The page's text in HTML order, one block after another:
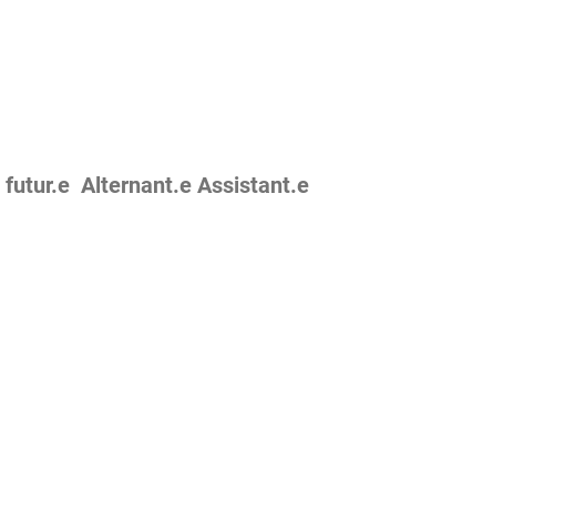
futur.e Alternant.e Assistant.e